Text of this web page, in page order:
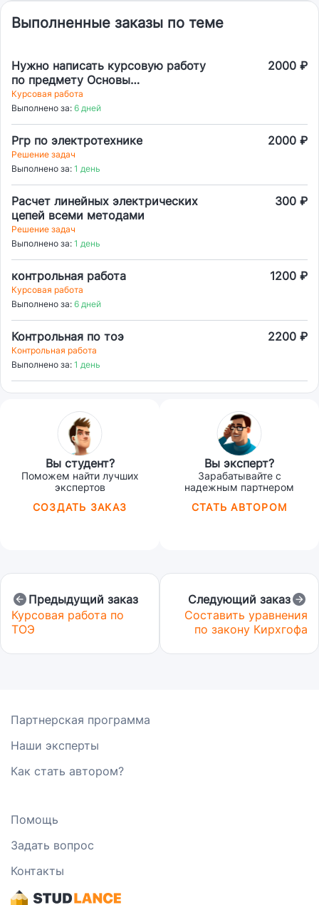
Выполненные заказы по теме
Нужно написать курсовую работу
по предмету Основы
взаимозаменяемости и технические
измерения
2000 ₽
Курсовая работа
Выполнено за: 6 дней
Ргр по электротехнике 2000 ₽
Решение задач
Выполнено за: 1 день
Расчет линейных электрических
цепей всеми методами
300 ₽
Решение задач
Выполнено за: 1 день
контрольная работа 1200 ₽
Курсовая работа
Выполнено за: 6 дней
Контрольная по тоэ 2200 ₽
Контрольная работа
Выполнено за: 1 день
Вы студент?
Поможем найти лучших
экспертов
СОЗДАТЬ ЗАКАЗ
Вы эксперт?
Зарабатывайте с
надежным партнером
СТАТЬ АВТОРОМ
Предыдущий заказ
Курсовая работа по
ТОЭ
Следующий заказ
Составить уравнения
по закону Кирхгофа
Партнерская программа
Наши эксперты
Как стать автором?
Помощь
Задать вопрос
Контакты